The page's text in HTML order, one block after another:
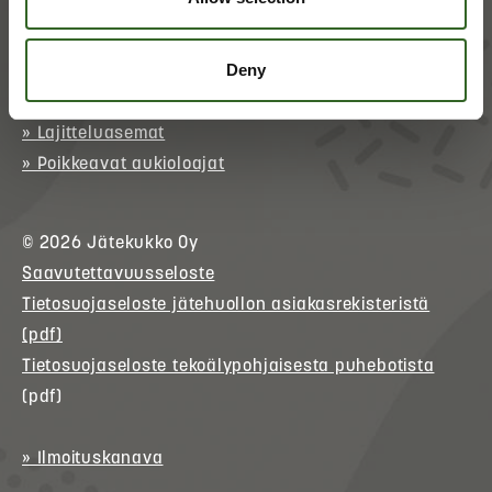
Deny
p. 017 368 0152 (arkisin klo 9–15)
AUKIOLOAJAT JA YHTEYSTIEDOT
» Lajitteluasemat
» Poikkeavat aukioloajat
© 2026Jätekukko Oy
Saavutettavuusseloste
Tietosuojaseloste jätehuollon asiakasrekisteristä
(pdf)
Tietosuojaseloste tekoälypohjaisesta puhebotista
(pdf)
» Ilmoituskanava